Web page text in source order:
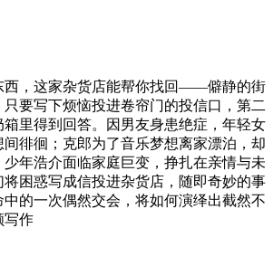
西，这家杂货店能帮你找回——僻静的街
要写下烦恼投进卷帘门的投信口，第二
里得到回答。因男友身患绝症，年轻女
徘徊；克郎为了音乐梦想离家漂泊，却
年浩介面临家庭巨变，挣扎在亲情与未
困惑写成信投进杂货店，随即奇妙的事
的一次偶然交会，将如何演绎出截然不
写作